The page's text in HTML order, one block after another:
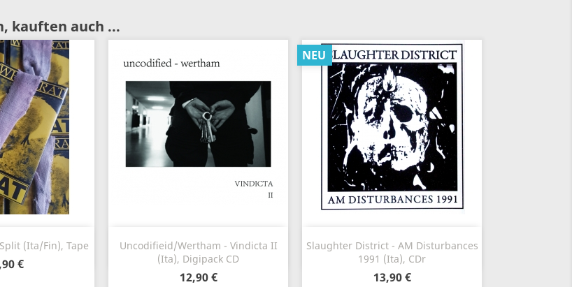
kauften auch ...
(Ita/Fin), Tape
€
Uncodifieid/Wertham - Vindicta II
(Ita), Digipack CD
12,90 €
Vorschau
Slaughter District - AM Disturbances
1991 (Ita), CDr
13,90 €
NEU
 Vorschau